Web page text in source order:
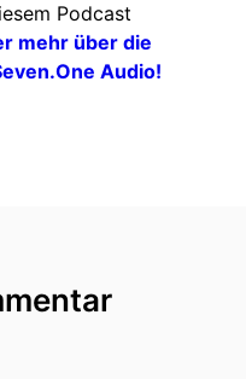
Podcast
mehr über die
Audio!